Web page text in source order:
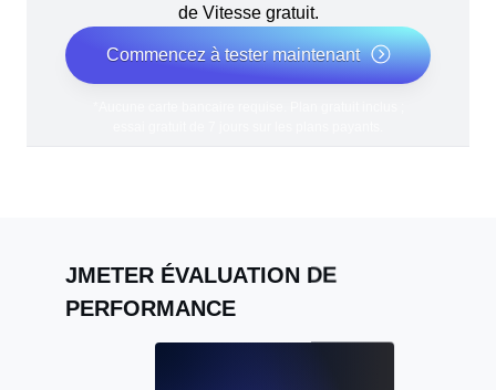
de Vitesse gratuit.
Commencez à tester maintenant
JMETER ÉVALUATION DE
PERFORMANCE